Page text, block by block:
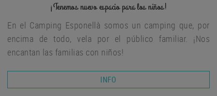
¡Tenemos nuevo espacio para los niños!
En el Camping Esponellà somos un camping que, por
encima de todo, vela por el público familiar. ¡Nos
encantan las familias con niños!
INFO